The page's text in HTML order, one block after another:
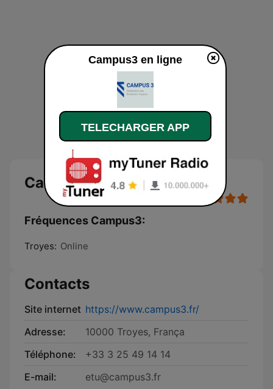
Campus3
Fréquences Campus3:
Troyes: Online
Contacts
Site internet https://www.campus3.fr/
Adresse:
10000 Troyes, França
Téléphone:
+33 3 25 49 14 14
E-mail:
etu@campus3.fr
Campus3 en ligne
TELECHARGER APP